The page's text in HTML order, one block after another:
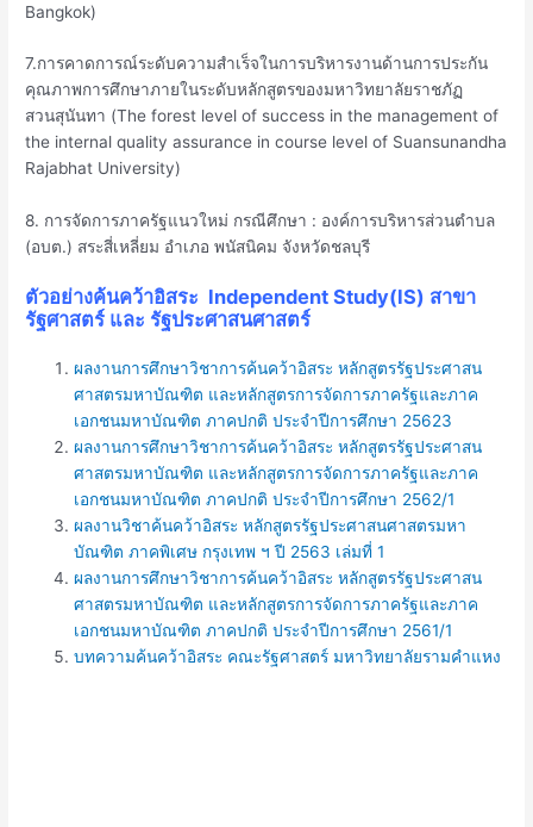
Bangkok)
7.การคาดการณ์ระดับความสำเร็จในการบริหารงานด้านการประกัน
คุณภาพการศึกษาภายในระดับหลักสูตรของมหาวิทยาลัยราชภัฏ
สวนสุนันทา (The forest level of success in the management of
the internal quality assurance in course level of Suansunandha
Rajabhat University)
8. การจัดการภาครัฐแนวใหม่ กรณีศึกษา : องค์การบริหารส่วนตำบล
(อบต.) สระสี่เหลี่ยม อำเภอ พนัสนิคม จังหวัดชลบุรี
ตัวอย่างค้นคว้าอิสระ Independent Study(IS) สาขา
รัฐศาสตร์ และ รัฐประศาสนศาสตร์
ผลงานการศึกษาวิชาการค้นคว้าอิสระ หลักสูตรรัฐประศาสน
ศาสตรมหาบัณฑิต และหลักสูตรการจัดการภาครัฐและภาค
เอกชนมหาบัณฑิต ภาคปกติ ประจำปีการศึกษา 25623
ผลงานการศึกษาวิชาการค้นคว้าอิสระ หลักสูตรรัฐประศาสน
ศาสตรมหาบัณฑิต และหลักสูตรการจัดการภาครัฐและภาค
เอกชนมหาบัณฑิต ภาคปกติ ประจำปีการศึกษา 2562/1
ผลงานวิชาค้นคว้าอิสระ หลักสูตรรัฐประศาสนศาสตรมหา
บัณฑิต ภาคพิเศษ กรุงเทพ ฯ ปี 2563 เล่มที่ 1
ผลงานการศึกษาวิชาการค้นคว้าอิสระ หลักสูตรรัฐประศาสน
ศาสตรมหาบัณฑิต และหลักสูตรการจัดการภาครัฐและภาค
เอกชนมหาบัณฑิต ภาคปกติ ประจำปีการศึกษา 2561/1
บทความค้นคว้าอิสระ คณะรัฐศาสตร์ มหาวิทยาลัยรามคำแหง